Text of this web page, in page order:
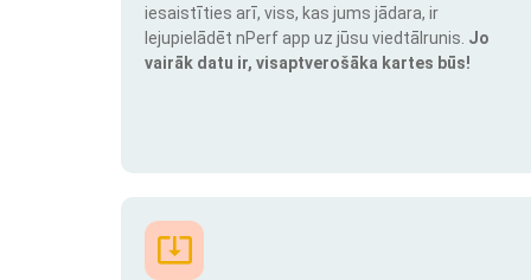
iesaistīties arī, viss, kas jums jādara, ir
lejupielādēt nPerf app uz jūsu viedtālrunis. Jo
vairāk datu ir, visaptverošāka kartes būs!